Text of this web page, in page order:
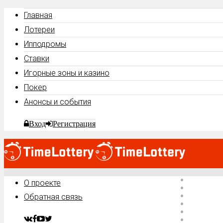
Главная
Лотереи
Ипподромы
Ставки
Игорные зоны и казино
Покер
Анонсы и события
Вход Регистрация
О проекте
Обратная связь